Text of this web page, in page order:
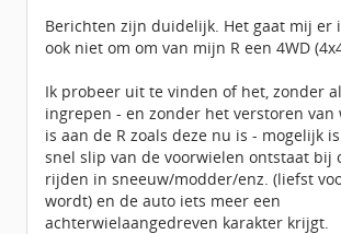
Berichten zijn duidelijk. Het gaat mij er
ook niet om om van mijn R een 4WD
Ik probeer uit te vinden of het, zonder
ingrepen - en zonder het verstoren van
is aan de R zoals deze nu is - mogelijk
snel slip van de voorwielen ontstaat bij
rijden in sneeuw/modder/enz. (liefst
wordt) en de auto iets meer een
achterwielaangedreven karakter krijgt.